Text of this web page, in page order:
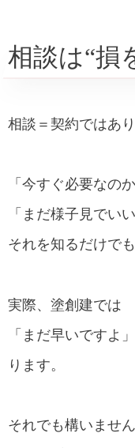
相談は“損
相談＝契約ではあり
「今すぐ必要なのか
「まだ様子見でい
それを知るだけで
実際、塗創建では
「まだ早いですよ
ります。
それでも構いません